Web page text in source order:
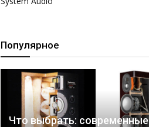
Популярное
Что выбрать: современные